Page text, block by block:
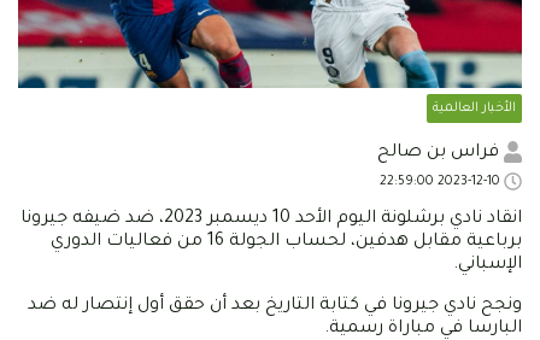
الأخبار العالمية
فراس بن صالح
انقاد نادي برشلونة اليوم الأحد 10 ديسمبر 2023، ضد ضيفه جيرونا
برباعية مقابل هدفين، لحساب الجولة 16 من فعاليات الدوري
الإسباني.
ونجح نادي جيرونا في كتابة التاريخ بعد أن حقق أول إنتصار له ضد
البارسا في مباراة رسمية.